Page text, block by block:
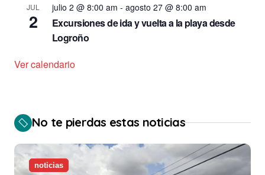
JUL
2
julio 2 @ 8:00 am - agosto 27 @ 8:00 am
Excursiones de ida y vuelta a la playa desde
Logroño
Ver calendario
No te pierdas estas noticias
noticias